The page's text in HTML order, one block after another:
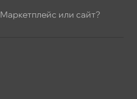
Маркетплейс или сайт?